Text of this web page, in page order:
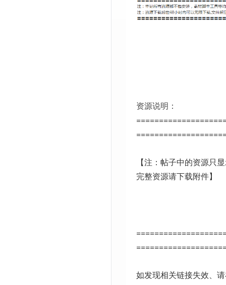
资源说明：
【注：帖子中的资源只
完整资源请下载附件】
如发现相关链接失效、